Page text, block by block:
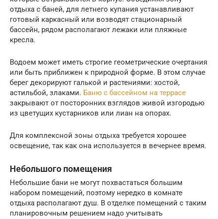
отдыха с баней, для летнего купания устанавливают
готовый каркасный или возводят стационарный
бассейн, рядом располагают лежаки или пляжные
кресла.
Водоем может иметь строгие геометрические очертания
или быть приближен к природной форме. В этом случае
берег декорируют галькой и растениями: хостой,
астильбой, злаками. Баню с бассейном на террасе
закрывают от посторонних взглядов живой изгородью
из цветущих кустарников или лиан на опорах.
Для комплексной зоны отдыха требуется хорошее
освещение, так как она используется в вечернее время.
Небольшого помещения
Небольшие бани не могут похвастаться большим
набором помещений, поэтому нередко в комнате
отдыха располагают душ. В отделке помещений с таким
планировочным решением надо учитывать